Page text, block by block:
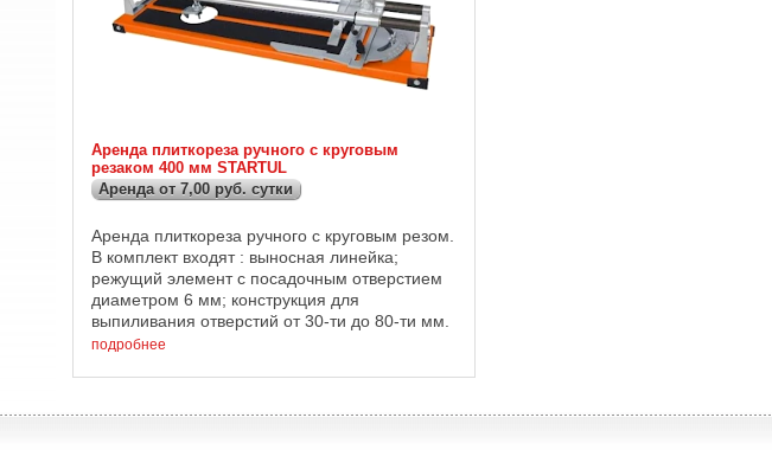
Аренда плиткореза ручного с круговым
резаком 400 мм STARTUL
Аренда от 7,00 руб. сутки
Аренда плиткореза ручного с круговым резом.
В комплект входят : выносная линейка;
режущий элемент с посадочным отверстием
диаметром 6 мм; конструкция для
выпиливания отверстий от 30-ти до 80-ти мм.
Максимальная длина реза 400 мм;
подробнее